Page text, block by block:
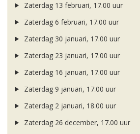
Zaterdag 13 februari, 17.00 uur
Zaterdag 6 februari, 17.00 uur
Zaterdag 30 januari, 17.00 uur
Zaterdag 23 januari, 17.00 uur
Zaterdag 16 januari, 17.00 uur
Zaterdag 9 januari, 17.00 uur
Zaterdag 2 januari, 18.00 uur
Zaterdag 26 december, 17.00 uur